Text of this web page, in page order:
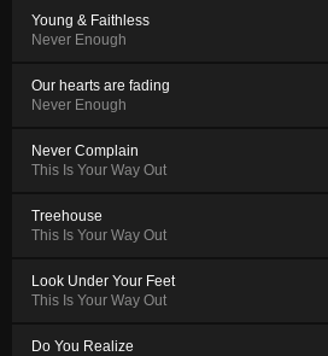
Young & Faithless
Never Enough
Our hearts are fading
Never Enough
Never Complain
This Is Your Way Out
Treehouse
This Is Your Way Out
Look Under Your Feet
This Is Your Way Out
Do You Realize